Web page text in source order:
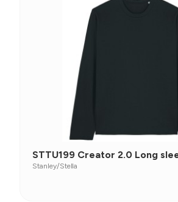
STTU199 Creator 2.0 Long
Stanley/Stella